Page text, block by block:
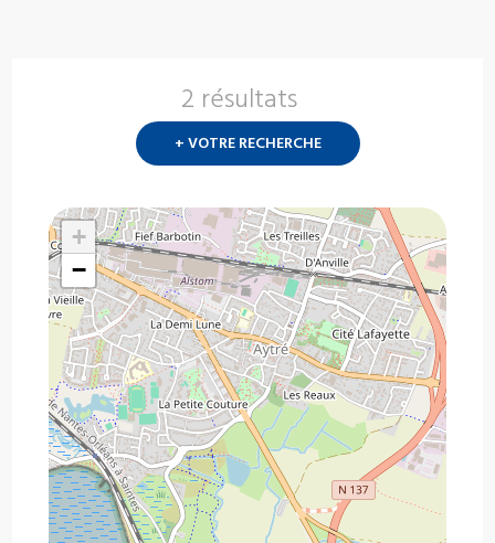
2 résultats
+ VOTRE RECHERCHE
+
−